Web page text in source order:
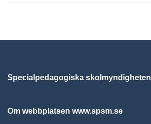
Specialpedagogiska skolmyndigheten
Om webbplatsen www.spsm.se